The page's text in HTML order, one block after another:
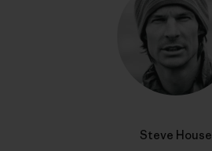
Steve House